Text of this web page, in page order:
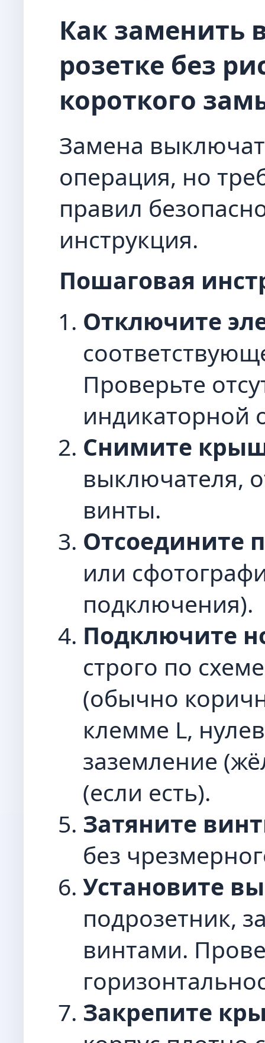
Как заменить
розетке без
короткого
Замена
операция, но
правил
инструкция.
Пошаговая
Отключите
Проверьте
индикаторной
Снимите
выключателя,
винты.
Отсоедините
или
подключения).
Подключите
строго по
(обычно
клемме L,
заземление
(если есть).
Затяните
без
Установите
подрозетник,
винтами.
Закрепите